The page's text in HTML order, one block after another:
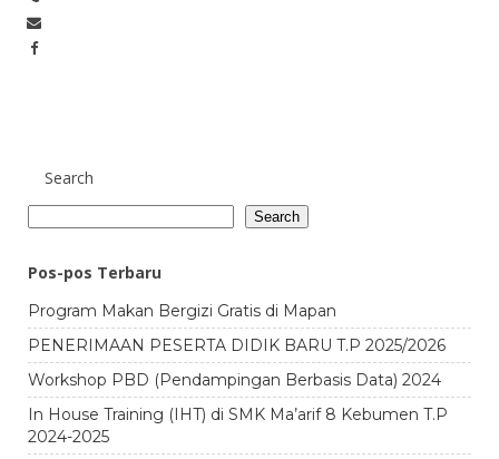
Search
Search
Pos-pos Terbaru
Program Makan Bergizi Gratis di Mapan
PENERIMAAN PESERTA DIDIK BARU T.P 2025/2026
Workshop PBD (Pendampingan Berbasis Data) 2024
In House Training (IHT) di SMK Ma’arif 8 Kebumen T.P
2024-2025